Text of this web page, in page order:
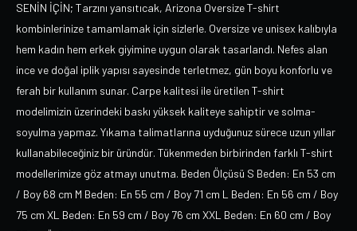
SENİN İÇİN; Tarzını yansıtıcak, Arizona Oversize T-shirt
kombinlerinize tamamlamak için sizlerle. Oversize ve unisex kalıbıyla
hem kadın hem erkek giyimine uygun olarak tasarlandı. Nefes alan
ince ve doğal iplik yapısı sayesinde terletmez, gün boyu konforlu ve
ferah bir kullanım sunar. Carpe kalitesi ile üretilen T-shirt
modelimizin üzerindeki baskı yüksek kaliteye sahiptir ve solma-
soyulma yapmaz. Yıkama talimatlarına uyduğunuz sürece uzun yıllar
kullanabileceğiniz bir üründür. Tükenmeden birbirinden farklı T-shirt
modellerimize göz atmayı unutma. Beden Ölçüsü S Beden: En 53 cm
/ Boy 68 cm M Beden: En 55 cm / Boy 71 cm L Beden: En 56 cm / Boy
75 cm XL Beden: En 59 cm / Boy 76 cm XXL Beden: En 60 cm / Boy